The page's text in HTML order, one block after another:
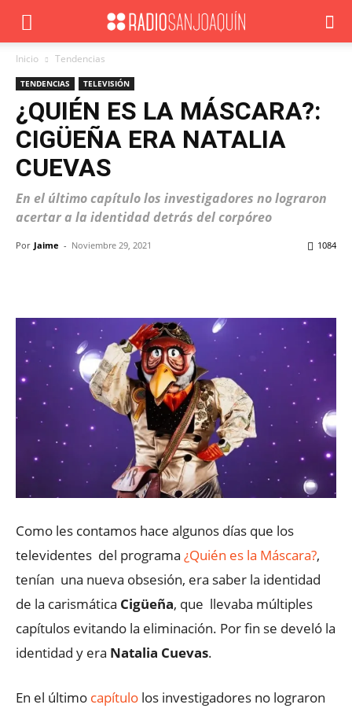
Inicio Tendencias
TENDENCIAS TELEVISIÓN
¿QUIÉN ES LA MÁSCARA?:
CIGÜEÑA ERA NATALIA
CUEVAS
En el último capítulo los investigadores no lograron
acertar a la identidad detrás del corpóreo
Por Jaime - Noviembre 29, 2021 1084
Como les contamos hace algunos días que los
televidentes del programa ¿Quién es la Máscara?,
tenían una nueva obsesión, era saber la identidad
de la carismática Cigüeña, que llevaba múltiples
capítulos evitando la eliminación. Por fin se develó la
identidad y era Natalia Cuevas.
En el último capítulo los investigadores no lograron